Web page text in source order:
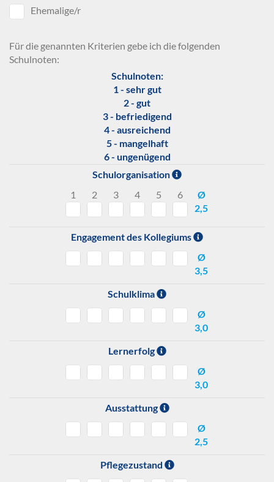
Ehemalige/r
Für die genannten Kriterien gebe ich die folgenden
Schulnoten:
Schulnoten:
1 - sehr gut
2 - gut
3 - befriedigend
4 - ausreichend
5 - mangelhaft
6 - ungenügend
Schulorganisation
1
2 3 4 5 6
Ø
2,5
Engagement des Kollegiums
Ø
3,5
Schulklima
Ø
3,0
Lernerfolg
Ø
3,0
Ausstattung
Ø
2,5
Pflegezustand